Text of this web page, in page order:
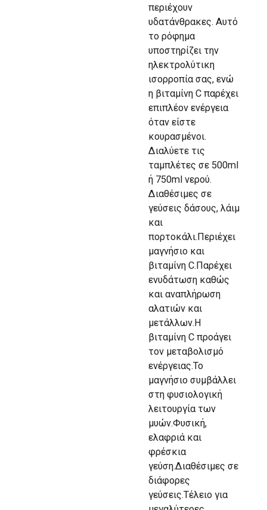
περιέχουν
υδατάνθρακες. Αυτό
το ρόφημα
υποστηρίζει την
ηλεκτρολύτικη
ισορροπία σας, ενώ
η βιταμίνη C παρέχει
επιπλέον ενέργεια
όταν είστε
κουρασμένοι.
Διαλύετε τις
ταμπλέτες σε 500ml
ή 750ml νερού.
Διαθέσιμες σε
γεύσεις δάσους, λάιμ
και
πορτοκάλι.Περιέχει
μαγνήσιο και
βιταμίνη C.Παρέχει
ενυδάτωση καθώς
και αναπλήρωση
αλατιών και
μετάλλων.Η
βιταμίνη C προάγει
τον μεταβολισμό
ενέργειας.Το
μαγνήσιο συμβάλλει
στη φυσιολογική
λειτουργία των
μυών.Φυσική,
ελαφριά και
φρέσκια
γεύση.Διαθέσιμες σε
διάφορες
γεύσεις.Τέλειο για